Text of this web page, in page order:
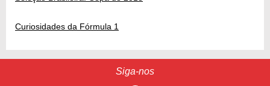
Curiosidades da Fórmula 1
Siga-nos